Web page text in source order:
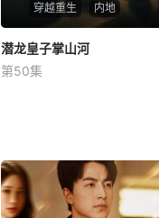
穿越重生 内地
潜龙皇子掌山河
未知
潜龙皇子掌山河
第50集